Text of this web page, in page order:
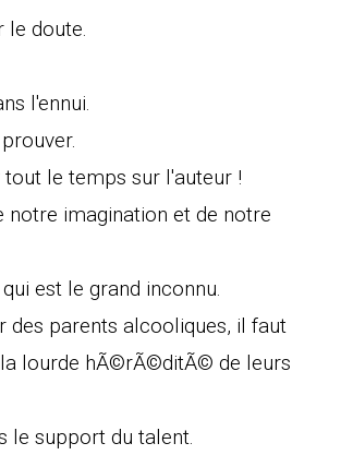
le doute.
l'ennui.
le temps sur l'auteur !
notre imagination et de notre
est le grand inconnu.
des parents alcooliques, il faut
lourde hÃ©rÃ©ditÃ© de leurs
le support du talent.